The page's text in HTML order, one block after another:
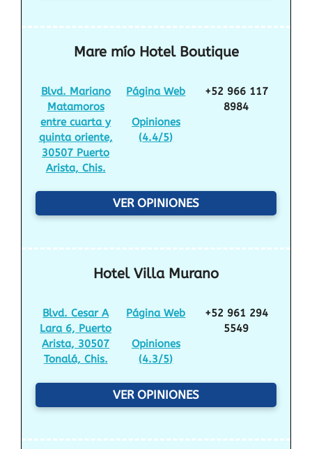
Mare mío Hotel Boutique
Blvd. Mariano
Matamoros
entre cuarta y
quinta oriente,
30507 Puerto
Arista, Chis.
Página Web
Opiniones
(4.4/5)
+52 966 117
8984
VER OPINIONES
Hotel Villa Murano
Blvd. Cesar A
Lara 6, Puerto
Arista, 30507
Tonalá, Chis.
Página Web
Opiniones
(4.3/5)
+52 961 294
5549
VER OPINIONES